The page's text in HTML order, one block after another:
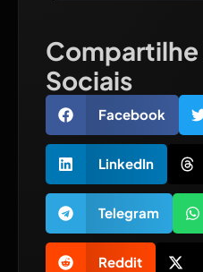
Compartilhe
Sociais
Facebook
LinkedIn
Telegram
Reddit